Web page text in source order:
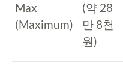
Max
(Maximum)
(약 28
만 8천
원)